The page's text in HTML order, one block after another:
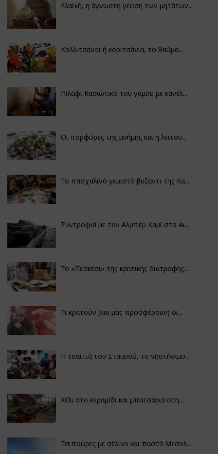
Ελαϊκή, η άγνωστη γεύση των μητάτων...
Κολλιτσάνοι ή κοριτσάνια, το θαύμα...
Πιλάφι Κασιώτικο του γάμου με κανέλ...
Οι πορφύρες της μνήμης και η λειτου...
Το πασχαλινό γεμιστό βυζάντι της Κα...
Συντροφιά με τον Αλμπέρ Καμί στο Αι...
Το «Πεσκέσι» της κρητικής διατροφής...
Τι κρατούν (και μας προσφέρουν) οι...
Η τσαϊτιά του Σταυρού, το νηστήσιμο...
Χέλι στο κεραμίδι και μπατσαριά στη...
Τσιπούρες με σέλινο και παστά Μεσολ...